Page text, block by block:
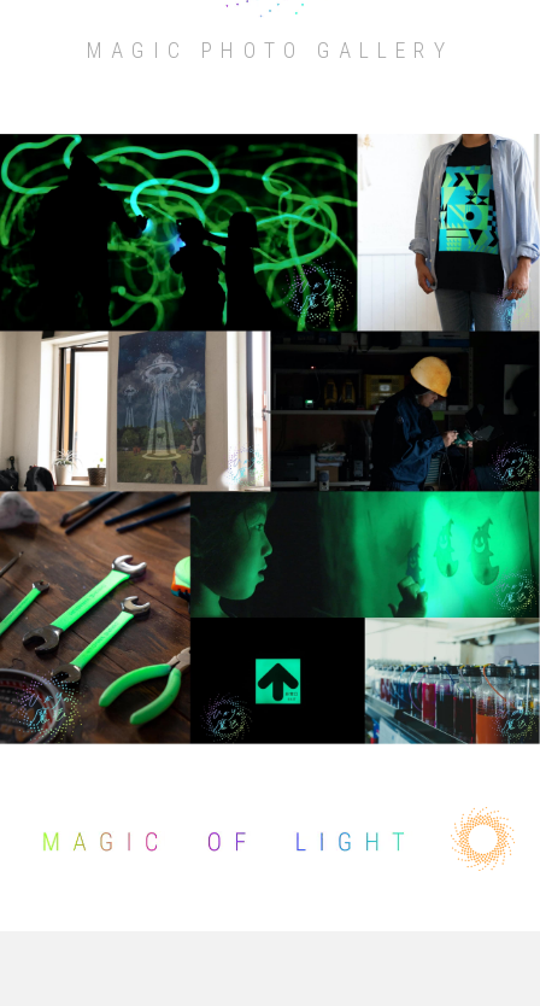
MAGIC PHOTO GALLERY